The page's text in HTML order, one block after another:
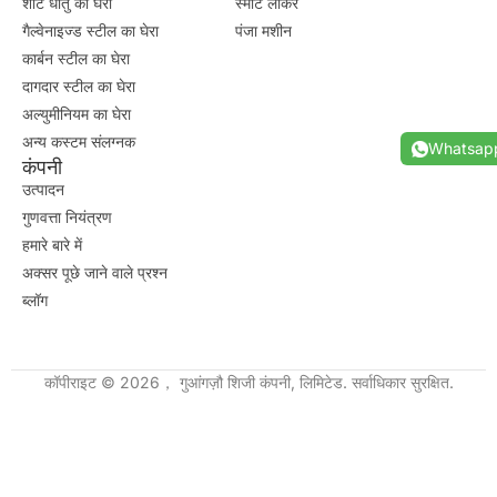
गैल्वेनाइज्ड स्टील का घेरा
कार्बन स्टील का घेरा
दागदार स्टील का घेरा
अल्युमीनियम का घेरा
अन्य कस्टम संलग्नक
पंजा मशीन
कंपनी
उत्पादन
गुणवत्ता नियंत्रण
हमारे बारे में
अक्सर पूछे जाने वाले प्रश्न
ब्लॉग
कॉपीराइट © 2026， गुआंगज़ौ शिजी कंपनी, लिमिटेड. सर्वाधिकार सुरक्षित.